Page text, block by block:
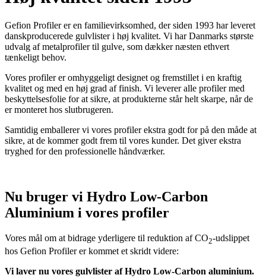
Gefion Profiler er en familievirksomhed, der siden 1993 har leveret
danskproducerede gulvlister i høj kvalitet. Vi har Danmarks største
udvalg af metalprofiler til gulve, som dækker næsten ethvert
tænkeligt behov.
Vores profiler er omhyggeligt designet og fremstillet i en kraftig
kvalitet og med en høj grad af finish. Vi leverer alle profiler med
beskyttelsesfolie for at sikre, at produkterne står helt skarpe, når de
er monteret hos slutbrugeren.
Samtidig emballerer vi vores profiler ekstra godt for på den måde at
sikre, at de kommer godt frem til vores kunder. Det giver ekstra
tryghed for den professionelle håndværker.
Nu bruger vi Hydro Low‑Carbon
Aluminium i vores profiler
Vores mål om at bidrage yderligere til reduktion af CO2‑udslippet
hos Gefion Profiler er kommet et skridt videre:
Vi laver nu vores gulvlister af Hydro Low‑Carbon aluminium.